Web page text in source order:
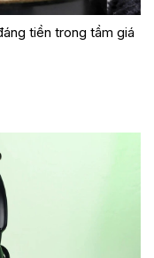
tiền trong tầm giá